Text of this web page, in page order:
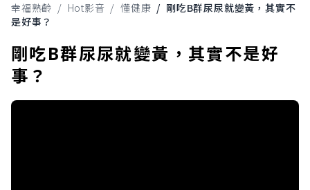
幸福熟齡 / Hot影音 / 懂健康 / 剛吃B群尿尿就變黃，其實不
是好事？
剛吃B群尿尿就變黃，其實不是好
事？